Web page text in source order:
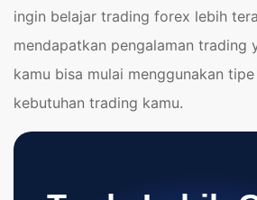
ingin belajar trading forex lebih
mendapatkan pengalaman trading
kamu bisa mulai menggunakan
kebutuhan trading kamu.